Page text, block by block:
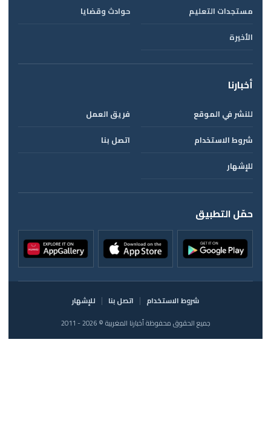
مستجدات التعليم
حوادث وقضايا
الأخيرة
أخبارنا
للنشر في الموقع
فريق العمل
شروط الاستخدام
اتصل بنا
للإشهار
حمّل التطبيق
شروط الاستخدام اتصل بنا
للإشهار
جميع الحقوق محفوظة أخبارنا المغربية © 2026 - 2011